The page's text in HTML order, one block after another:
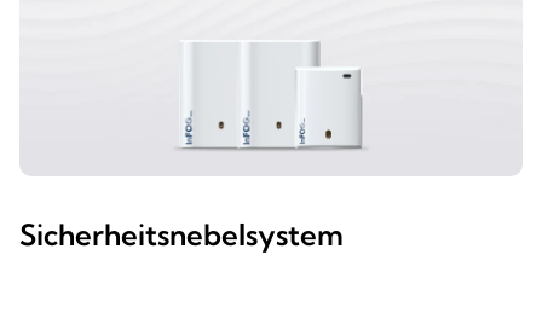
Sicherheitsnebelsystem